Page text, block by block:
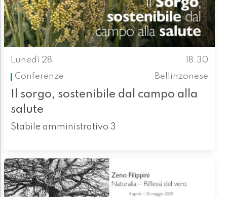
Lunedì 28
18.30
Conferenze
Bellinzonese
Il sorgo, sostenibile dal campo alla
salute
Stabile amministrativo 3